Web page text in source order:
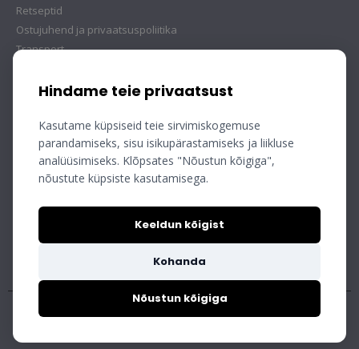
Retseptid
Ostujuhend ja privaatsuspoliitika
Transport
Hindame teie privaatsust
Kasutame küpsiseid teie sirvimiskogemuse
parandamiseks, sisu isikupärastamiseks ja liikluse
analüüsimiseks. Klõpsates "Nõustun kõigiga",
nõustute küpsiste kasutamisega.
Nõustun kõigiga
Keeldun kõigist
Kohanda